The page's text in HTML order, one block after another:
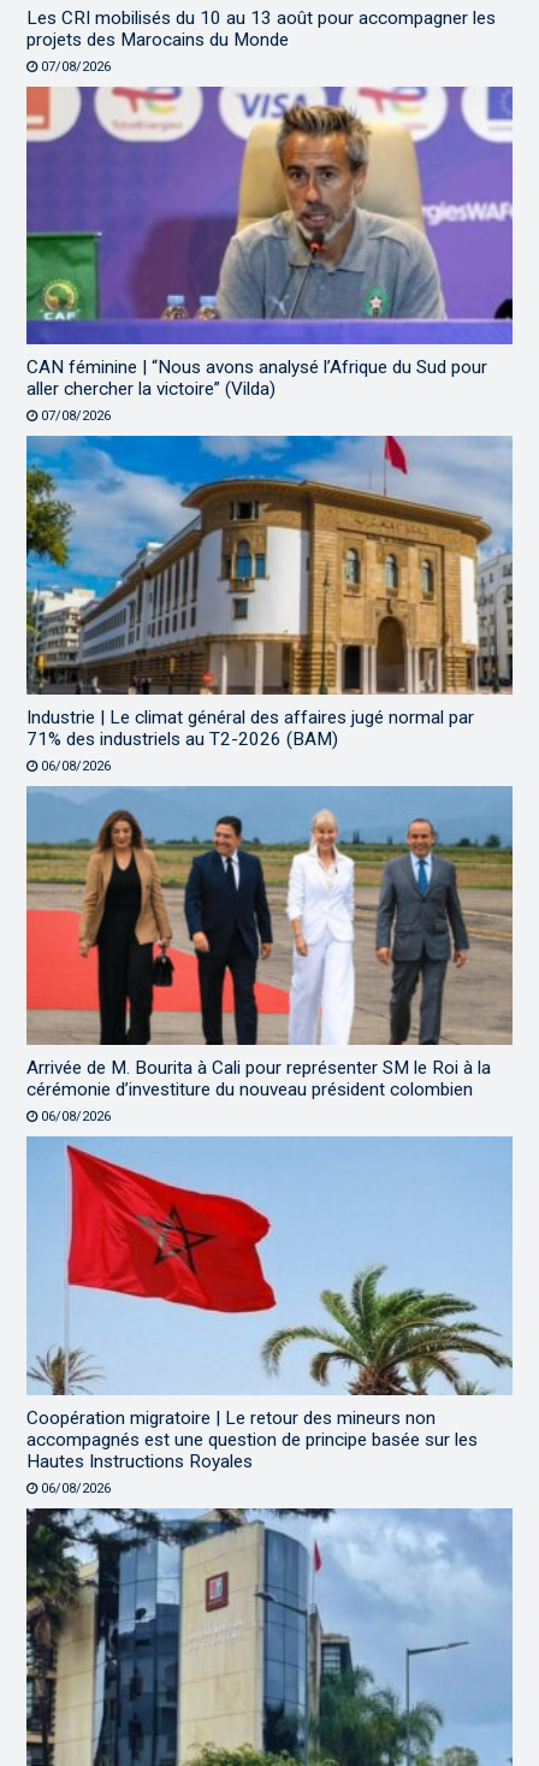
Les CRI mobilisés du 10 au 13 août pour accompagner les
projets des Marocains du Monde
07/08/2026
CAN féminine | “Nous avons analysé l’Afrique du Sud pour
aller chercher la victoire” (Vilda)
07/08/2026
Industrie | Le climat général des affaires jugé normal par
71% des industriels au T2-2026 (BAM)
06/08/2026
Arrivée de M. Bourita à Cali pour représenter SM le Roi à la
cérémonie d’investiture du nouveau président colombien
06/08/2026
Coopération migratoire | Le retour des mineurs non
accompagnés est une question de principe basée sur les
Hautes Instructions Royales
06/08/2026